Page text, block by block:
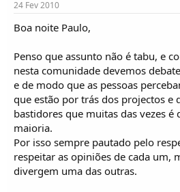
24 Fev 2010
Boa noite Paulo,
Penso que assunto não é tabu, e
nesta comunidade devemos
e de modo que as pessoas
que estão por trás dos projectos e
bastidores que muitas das vezes é
maioria.
Por isso sempre pautado pelo
respeitar as opiniões de cada um,
divergem uma das outras.